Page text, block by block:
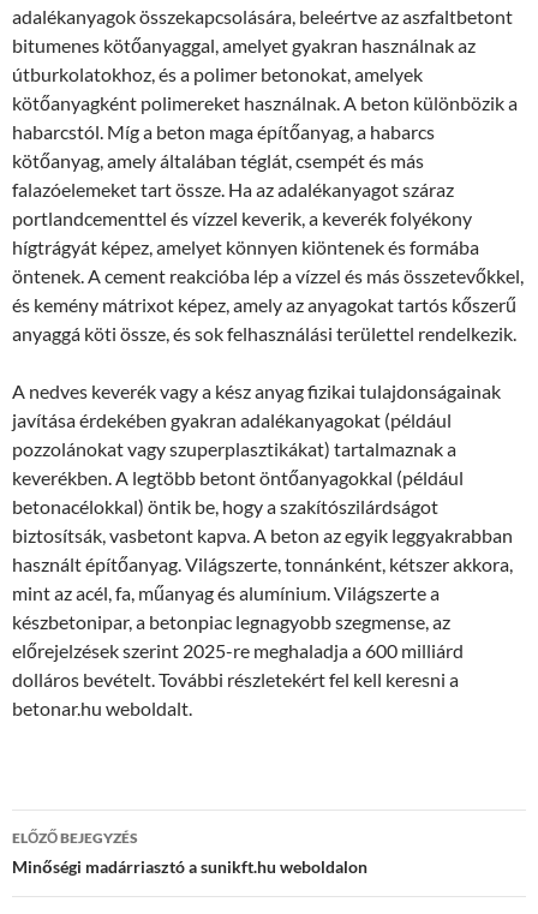
adalékanyagok összekapcsolására, beleértve az aszfaltbetont
bitumenes kötőanyaggal, amelyet gyakran használnak az
útburkolatokhoz, és a polimer betonokat, amelyek
kötőanyagként polimereket használnak. A beton különbözik a
habarcstól. Míg a beton maga építőanyag, a habarcs
kötőanyag, amely általában téglát, csempét és más
falazóelemeket tart össze. Ha az adalékanyagot száraz
portlandcementtel és vízzel keverik, a keverék folyékony
hígtrágyát képez, amelyet könnyen kiöntenek és formába
öntenek. A cement reakcióba lép a vízzel és más összetevőkkel,
és kemény mátrixot képez, amely az anyagokat tartós kőszerű
anyaggá köti össze, és sok felhasználási területtel rendelkezik.
A nedves keverék vagy a kész anyag fizikai tulajdonságainak
javítása érdekében gyakran adalékanyagokat (például
pozzolánokat vagy szuperplasztikákat) tartalmaznak a
keverékben. A legtöbb betont öntőanyagokkal (például
betonacélokkal) öntik be, hogy a szakítószilárdságot
biztosítsák, vasbetont kapva. A beton az egyik leggyakrabban
használt építőanyag. Világszerte, tonnánként, kétszer akkora,
mint az acél, fa, műanyag és alumínium. Világszerte a
készbetonipar, a betonpiac legnagyobb szegmense, az
előrejelzések szerint 2025-re meghaladja a 600 milliárd
dolláros bevételt. További részletekért fel kell keresni a
betonar.hu weboldalt.
Bejegyzés
navigáció
ELŐZŐ BEJEGYZÉS
Minőségi madárriasztó a sunikft.hu weboldalon